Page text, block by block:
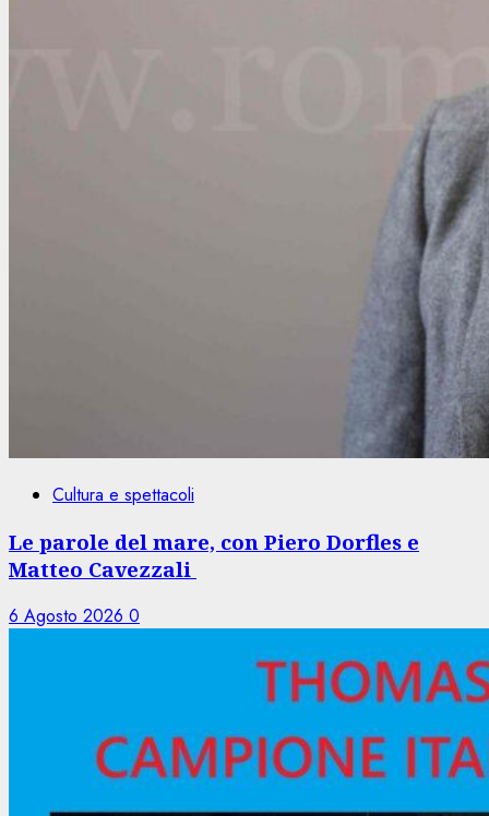
Cultura e spettacoli
Le parole del mare, con Piero Dorfles e
Matteo Cavezzali
6 Agosto 2026 0